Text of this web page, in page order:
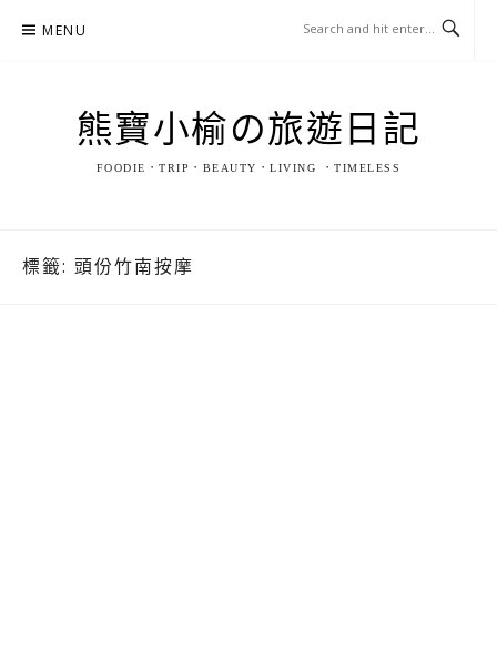
MENU
熊寶小榆の旅遊日記
FOODIE．TRIP．BEAUTY．LIVING ．TIMELESS
標籤: 頭份竹南按摩